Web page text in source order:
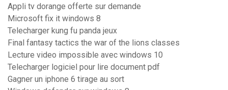
Appli tv dorange offerte sur demande
Microsoft fix it windows 8
Telecharger kung fu panda jeux
Final fantasy tactics the war of the lions classes
Lecture video impossible avec windows 10
Telecharger logiciel pour lire document pdf
Gagner un iphone 6 tirage au sort